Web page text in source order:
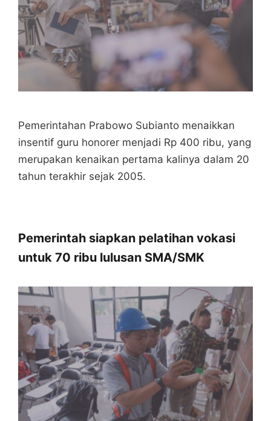
Pemerintahan Prabowo Subianto menaikkan
insentif guru honorer menjadi Rp 400 ribu, yang
merupakan kenaikan pertama kalinya dalam 20
tahun terakhir sejak 2005.
Pemerintah siapkan pelatihan vokasi
untuk 70 ribu lulusan SMA/SMK